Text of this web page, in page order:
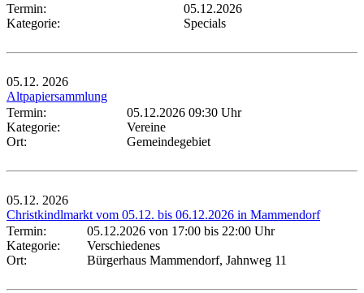
Termin:
05.12.2026
Kategorie:
Specials
05.12. 2026
Altpapiersammlung
Termin:
05.12.2026 09:30 Uhr
Kategorie:
Vereine
Ort:
Gemeindegebiet
05.12. 2026
Christkindlmarkt vom 05.12. bis 06.12.2026 in Mammendorf
Termin:
05.12.2026 von 17:00 bis 22:00 Uhr
Kategorie:
Verschiedenes
Ort:
Bürgerhaus Mammendorf, Jahnweg 11